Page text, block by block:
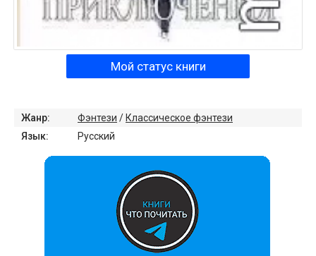
Мой статус книги
Жанр: Фэнтези / Классическое фэнтези
Язык:
Русский